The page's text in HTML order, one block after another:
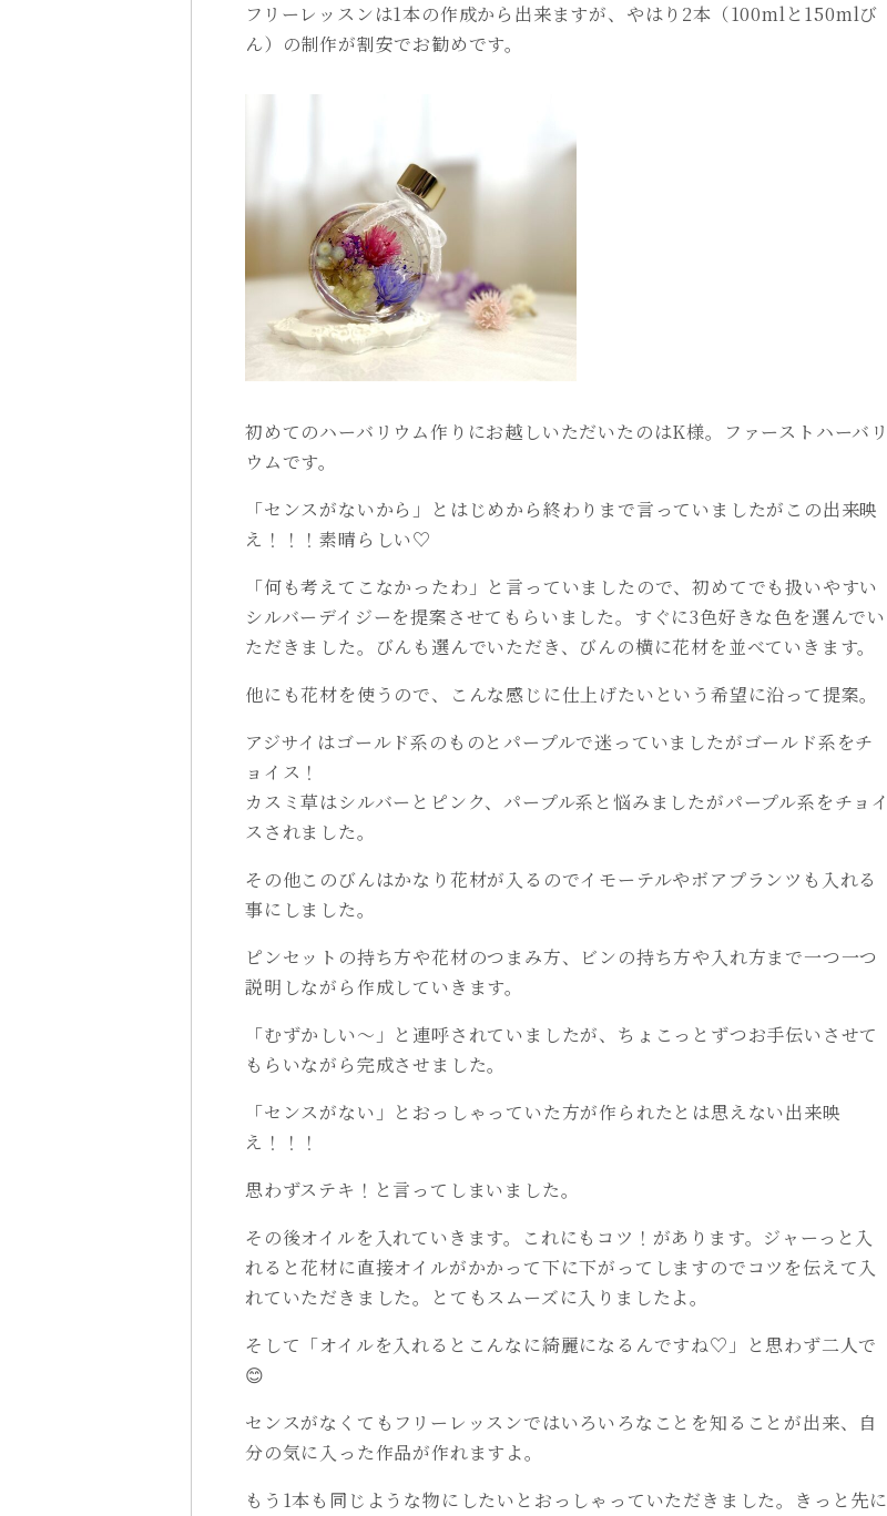
フリーレッスンは1本の作成から出来ますが、やはり2本（100mlと150mlび
ん）の制作が割安でお勧めです。
初めてのハーバリウム作りにお越しいただいたのはK様。ファーストハーバリ
ウムです。
「センスがないから」とはじめから終わりまで言っていましたがこの出来映
え！！！素晴らしい♡
「何も考えてこなかったわ」と言っていましたので、初めてでも扱いやすい
シルバーデイジーを提案させてもらいました。すぐに3色好きな色を選んでい
ただきました。びんも選んでいただき、びんの横に花材を並べていきます。
他にも花材を使うので、こんな感じに仕上げたいという希望に沿って提案。
アジサイはゴールド系のものとパープルで迷っていましたがゴールド系をチ
ョイス！
カスミ草はシルバーとピンク、パープル系と悩みましたがパープル系をチョイ
スされました。
その他このびんはかなり花材が入るのでイモーテルやボアプランツも入れる
事にしました。
ピンセットの持ち方や花材のつまみ方、ビンの持ち方や入れ方まで一つ一つ
説明しながら作成していきます。
「むずかしい～」と連呼されていましたが、ちょこっとずつお手伝いさせて
もらいながら完成させました。
「センスがない」とおっしゃっていた方が作られたとは思えない出来映
え！！！
思わずステキ！と言ってしまいました。
その後オイルを入れていきます。これにもコツ！があります。ジャーっと入
れると花材に直接オイルがかかって下に下がってしますのでコツを伝えて入
れていただきました。とてもスムーズに入りましたよ。
そして「オイルを入れるとこんなに綺麗になるんですね♡」と思わず二人で
😊
センスがなくてもフリーレッスンではいろいろなことを知ることが出来、自
分の気に入った作品が作れますよ。
もう1本も同じような物にしたいとおっしゃっていただきました。きっと先に